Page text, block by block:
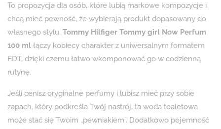
To propozycja dla osób, które lubią markowe kompozycje i
chcą mieć pewność, że wybierają produkt dopasowany do
własnego stylu. Tommy Hilfiger Tommy girl Now Perfum
100 ml łączy kobiecy charakter z uniwersalnym formatem
EDT, dzięki czemu łatwo wkomponować go w codzienną
rutynę.
Jeśli cenisz oryginalne perfumy i lubisz mieć przy sobie
zapach, który podkreśla Twój nastrój, ta woda toaletowa
może stać się Twoim „pewniakiem”. Dodatkowo pojemność